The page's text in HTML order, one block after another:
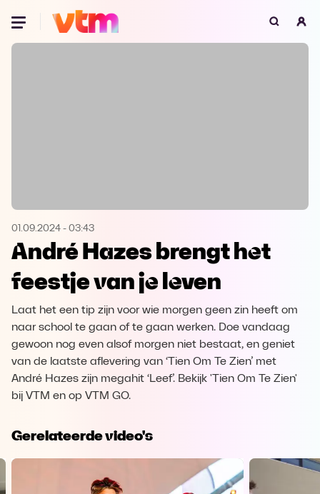
Oeps, browser niet ondersteund
Microsoft Edge Download
Opera Download
01.09.2024 - 03:43
André Hazes brengt het
feestje van je leven
Laat het een tip zijn voor wie morgen geen zin heeft om
naar school te gaan of te gaan werken. Doe vandaag
gewoon nog even alsof morgen niet bestaat, en geniet
van de laatste aflevering van ‘Tien Om Te Zien’ met
André Hazes zijn megahit ‘Leef’. Bekijk 'Tien Om Te Zien'
bij VTM en op VTM GO.
Gerelateerde video's